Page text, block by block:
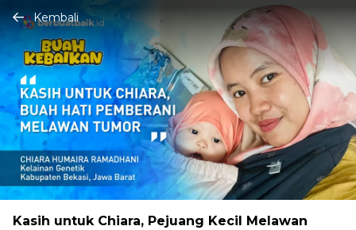
Kembali
Kasih untuk Chiara, Pejuang Kecil Melawan